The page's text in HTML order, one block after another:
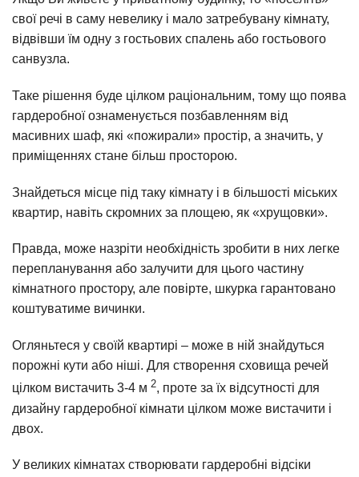
свої речі в саму невелику і мало затребувану кімнату,
відвівши їм одну з гостьових спалень або гостьового
санвузла.
Таке рішення буде цілком раціональним, тому що поява
гардеробної ознаменується позбавленням від
масивних шаф, які «пожирали» простір, а значить, у
приміщеннях стане більш просторою.
Знайдеться місце під таку кімнату і в більшості міських
квартир, навіть скромних за площею, як «хрущовки».
Правда, може назріти необхідність зробити в них легке
перепланування або залучити для цього частину
кімнатного простору, але повірте, шкурка гарантовано
коштуватиме вичинки.
Огляньтеся у своїй квартирі – може в ній знайдуться
порожні кути або ніші. Для створення сховища речей
цілком вистачить 3-4 м 2, проте за їх відсутності для
дизайну гардеробної кімнати цілком може вистачити і
двох.
У великих кімнатах створювати гардеробні відсіки